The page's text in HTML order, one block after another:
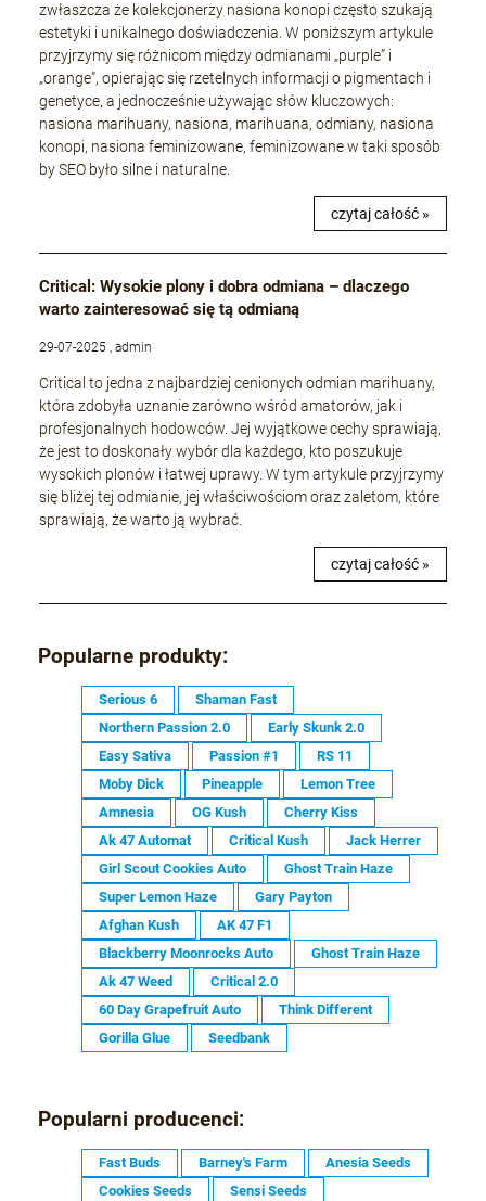
zwłaszcza że kolekcjonerzy nasiona konopi często szukają
estetyki i unikalnego doświadczenia. W poniższym artykule
przyjrzymy się różnicom między odmianami „purple” i
„orange”, opierając się rzetelnych informacji o pigmentach i
genetyce, a jednocześnie używając słów kluczowych:
nasiona marihuany, nasiona, marihuana, odmiany, nasiona
konopi, nasiona feminizowane, feminizowane w taki sposób
by SEO było silne i naturalne.
czytaj całość »
Critical: Wysokie plony i dobra odmiana – dlaczego
warto zainteresować się tą odmianą
29-07-2025 , admin
Critical to jedna z najbardziej cenionych odmian marihuany,
która zdobyła uznanie zarówno wśród amatorów, jak i
profesjonalnych hodowców. Jej wyjątkowe cechy sprawiają,
że jest to doskonały wybór dla każdego, kto poszukuje
wysokich plonów i łatwej uprawy. W tym artykule przyjrzymy
się bliżej tej odmianie, jej właściwościom oraz zaletom, które
sprawiają, że warto ją wybrać.
czytaj całość »
Popularne produkty:
Serious 6
Shaman Fast
Northern Passion 2.0
Early Skunk 2.0
Easy Sativa
Passion #1
RS 11
Moby Dick
Pineapple
Lemon Tree
Amnesia
OG Kush
Cherry Kiss
Ak 47 Automat
Critical Kush
Jack Herrer
Girl Scout Cookies Auto
Ghost Train Haze
Super Lemon Haze
Gary Payton
Afghan Kush
AK 47 F1
Blackberry Moonrocks Auto
Ghost Train Haze
Ak 47 Weed
Critical 2.0
60 Day Grapefruit Auto
Think Different
Gorilla Glue
Seedbank
Popularni producenci:
Fast Buds Barney's Farm
Anesia Seeds
Cookies Seeds
Sensi Seeds